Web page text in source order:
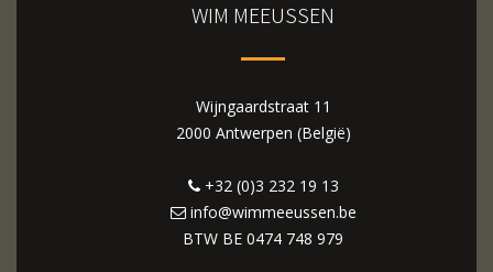
WIM MEEUSSEN
Wijngaardstraat 11
2000 Antwerpen (België)
+32 (0)3 232 19 13
info@wimmeeussen.be
BTW BE 0474 748 979